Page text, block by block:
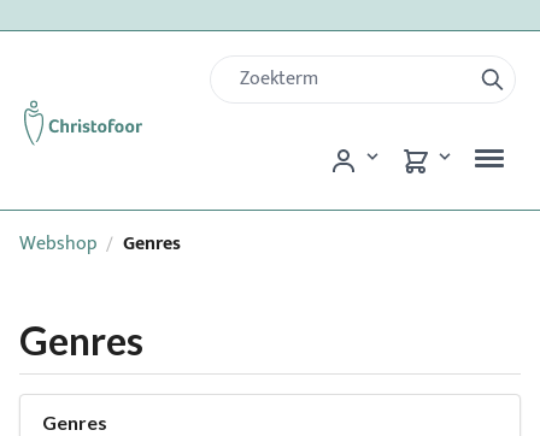
Webshop / Genres
Genres
Genres